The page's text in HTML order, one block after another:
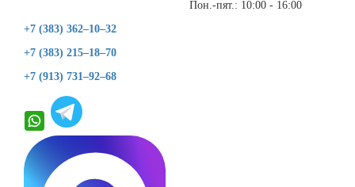
Пон.-пят.: 10:00 - 16:00
+7 (383) 362–10–32
+7 (383) 215–18–70
+7 (913) 731–92–68